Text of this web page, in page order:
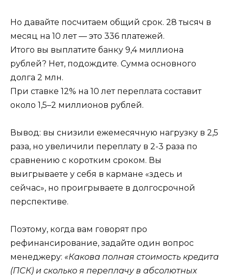
Но давайте посчитаем общий срок. 28 тысяч в
месяц на 10 лет — это 336 платежей.
Итого вы выплатите банку 9,4 миллиона
рублей? Нет, подождите. Сумма основного
долга 2 млн.
При ставке 12% на 10 лет переплата составит
около 1,5–2 миллионов рублей.
Вывод: вы снизили ежемесячную нагрузку в 2,5
раза, но увеличили переплату в 2-3 раза по
сравнению с коротким сроком. Вы
выигрываете у себя в кармане «здесь и
сейчас», но проигрываете в долгосрочной
перспективе.
Поэтому, когда вам говорят про
рефинансирование, задайте один вопрос
менеджеру: «Какова полная стоимость кредита
(ПСК) и сколько я переплачу в абсолютных